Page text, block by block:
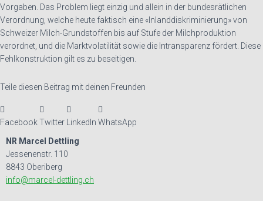
Vorgaben. Das Problem liegt einzig und allein in der bundesrätlichen
Verordnung, welche heute faktisch eine «Inlanddiskriminierung» von
Schweizer Milch-Grundstoffen bis auf Stufe der Milchproduktion
verordnet, und die Marktvolatilität sowie die Intransparenz fördert. Diese
Fehlkonstruktion gilt es zu beseitigen.
Teile diesen Beitrag mit deinen Freunden
FacebookTwitter LinkedIn WhatsApp
NR Marcel Dettling
Jessenenstr. 110
8843 Oberiberg
info@marcel-dettling.ch